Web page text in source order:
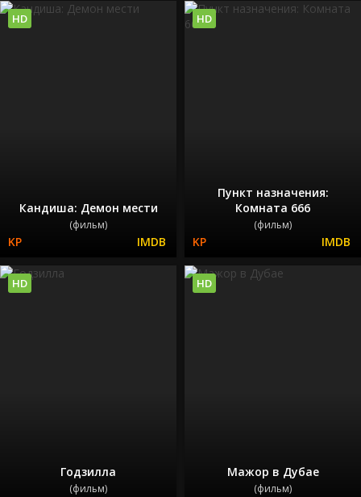
Кандиша: Демон мести
(фильм)
HD
Пункт назначения:
Комната 666
(фильм)
HD
Годзилла
(фильм)
HD
Мажор в Дубае
(фильм)
HD